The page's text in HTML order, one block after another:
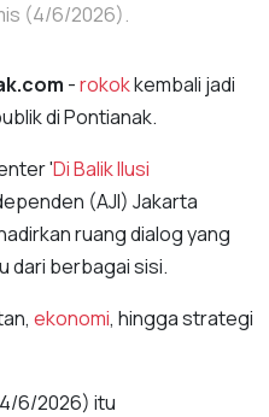
(4/6/2026).
-rokokkembali jadi
di Pontianak.
'Di Balik Ilusi
(AJI) Jakarta
ruang dialog yang
dari berbagai sisi.
ekonomi, hingga strategi
6/2026) itu